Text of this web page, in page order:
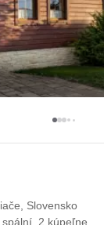
Slovensko
spální, 2 kúpeľne